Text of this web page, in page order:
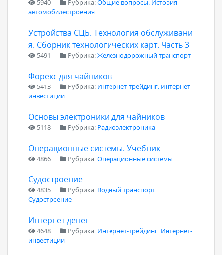
5940 Рубрика:Общие вопросы. История
автомобилестроения
Устройства СЦБ. Технология обслуживани
я. Сборник технологических карт. Часть 3
5491 Рубрика:Железнодорожный транспорт
Форекс для чайников
5413 Рубрика: Интернет-трейдинг. Интернет-
инвестиции
Основы электроники для чайников
5118 Рубрика: Радиоэлектроника
Операционные системы. Учебник
4866 Рубрика:Операционные системы
Судостроение
4835 Рубрика: Водный транспорт.
Судостроение
Интернет денег
4648 Рубрика: Интернет-трейдинг. Интернет-
инвестиции